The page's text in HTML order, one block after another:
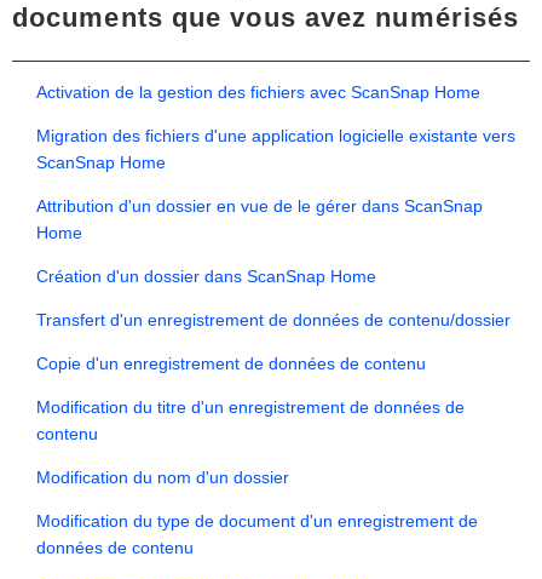
documents que vous avez numérisés
Activation de la gestion des fichiers avec ScanSnap Home
Migration des fichiers d'une application logicielle existante vers
ScanSnap Home
Attribution d'un dossier en vue de le gérer dans ScanSnap
Home
Création d'un dossier dans ScanSnap Home
Transfert d'un enregistrement de données de contenu/dossier
Copie d'un enregistrement de données de contenu
Modification du titre d'un enregistrement de données de
contenu
Modification du nom d'un dossier
Modification du type de document d'un enregistrement de
données de contenu